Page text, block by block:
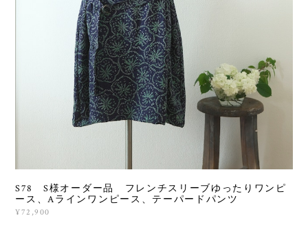
S78 S様オーダー品 フレンチスリーブゆったりワンピ
ース、Aラインワンピース、テーパードパンツ
¥72,900